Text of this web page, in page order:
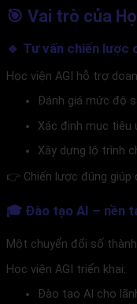
🎯 Vai trò của
🔹 Tư vấn chiến lược
Học viện AGI hỗ trợ
Đánh giá mức độ
Xác định mục tiêu
Xây dựng lộ trình
👉 Chiến lược đúng giúp
🎓 Đào tạo AI – nền
Một chuyển đổi số
Học viện AGI triển khai:
Đào tạo AI cho